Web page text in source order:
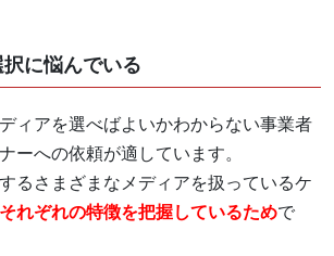
に悩んでいる
ィアを選べばよいかわからない事業者
ーへの依頼が適しています。
るさまざまなメディアを扱っているケ
それぞれの特徴を把握しているためで